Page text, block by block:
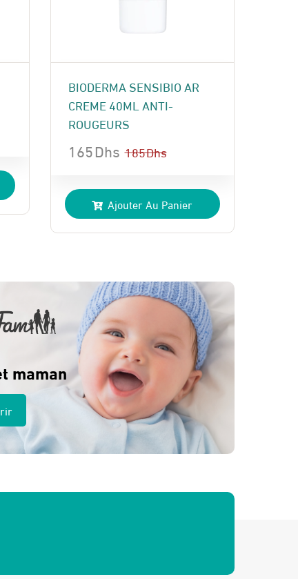
BIODERMA SENSIBIO AR
CREME 40ML ANTI-
ROUGEURS
185Dhs
prix
initial
était :
165Dhs
prix
actuel
est :
Ajouter Au Panier
maman